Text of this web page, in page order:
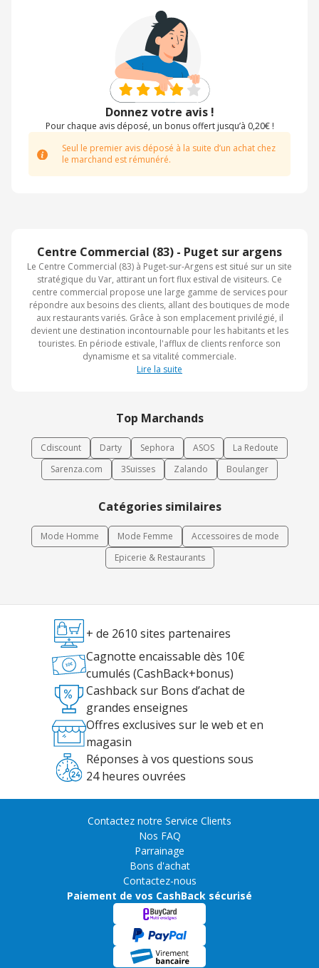
Centre Commercial (83) - Puget sur argens
Le Centre Commercial (83) à Puget-sur-Argens est situé sur un site
stratégique du Var, attirant un fort flux estival de visiteurs. Ce
centre commercial propose une large gamme de services pour
répondre aux besoins des clients, allant des boutiques de mode
aux restaurants variés. Grâce à son emplacement privilégié, il
devient une destination incontournable pour les habitants et les
touristes. En période estivale, l'afflux de clients renforce son
dynamisme et sa vitalité commerciale.
Lire la suite
Top Marchands
Cdiscount Darty Sephora ASOS
La Redoute
Sarenza.com
3Suisses Zalando Boulanger
Catégories similaires
Mode Homme Mode Femme
Accessoires de mode
Epicerie & Restaurants
Donnez votre avis !
Pour chaque avis déposé, un bonus offert jusqu’à 0,20€ !
Seul le premier avis déposé à la suite d’un achat chez
le marchand est rémunéré.
+ de 2610 sites partenaires
Cagnotte encaissable dès 10€
cumulés (CashBack+bonus)
Cashback sur Bons d’achat de
grandes enseignes
Offres exclusives sur le web et en
magasin
Réponses à vos questions sous
24 heures ouvrées
Contactez notre Service Clients
Nos FAQ
Parrainage
Bons d'achat
Contactez-nous
Paiement de vos CashBack sécurisé